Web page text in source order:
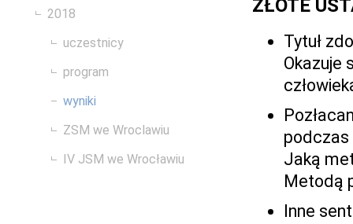
2018
uczestnicy
program
wyniki
ZSM we Wroclawiu
IV JSM we Wrocławiu
ZŁOTE
Tytuł
Okazuje
Jaką
Metodą
Inne